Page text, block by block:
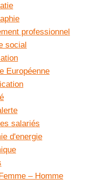
professionnel
social
Européenne
salariés
d'energie
– Homme